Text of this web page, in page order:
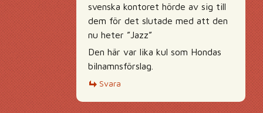
svenska kontoret hörde av sig till
dem för det slutade med att den
nu heter ”Jazz”
Den här var lika kul som Hondas
bilnamnsförslag.
Svara